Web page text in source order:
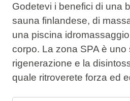
Godetevi i benefici di una
sauna finlandese, di
una piscina
corpo. La zona SPA è
rigenerazione e la
quale ritroverete forza ed